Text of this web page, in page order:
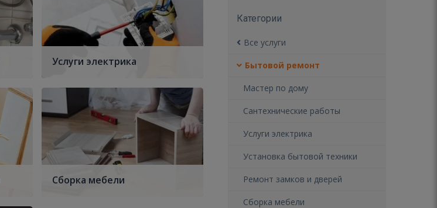
Услуги электрика
Сборка мебели
Категории
Все услуги
Бытовой ремонт
Мастер по дому
Сантехнические работы
Услуги электрика
Установка бытовой техники
Ремонт замков и дверей
Сборка мебели